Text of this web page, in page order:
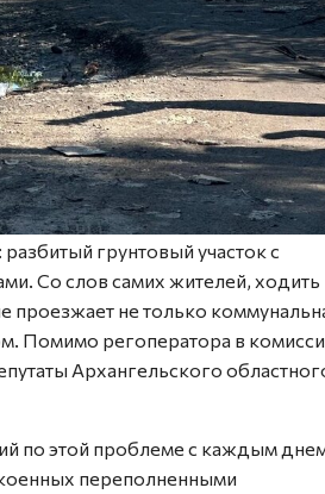
грунтовый участок с
Со слов самих жителей, ходить
проезжает не только
Помимо регоператора в
Архангельского
по этой проблеме с каждым
переполненными